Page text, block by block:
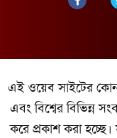
এই ওয়েব সাইটের কোন
এবং বিশ্বের বিভিন্ন
করে প্রকাশ করা